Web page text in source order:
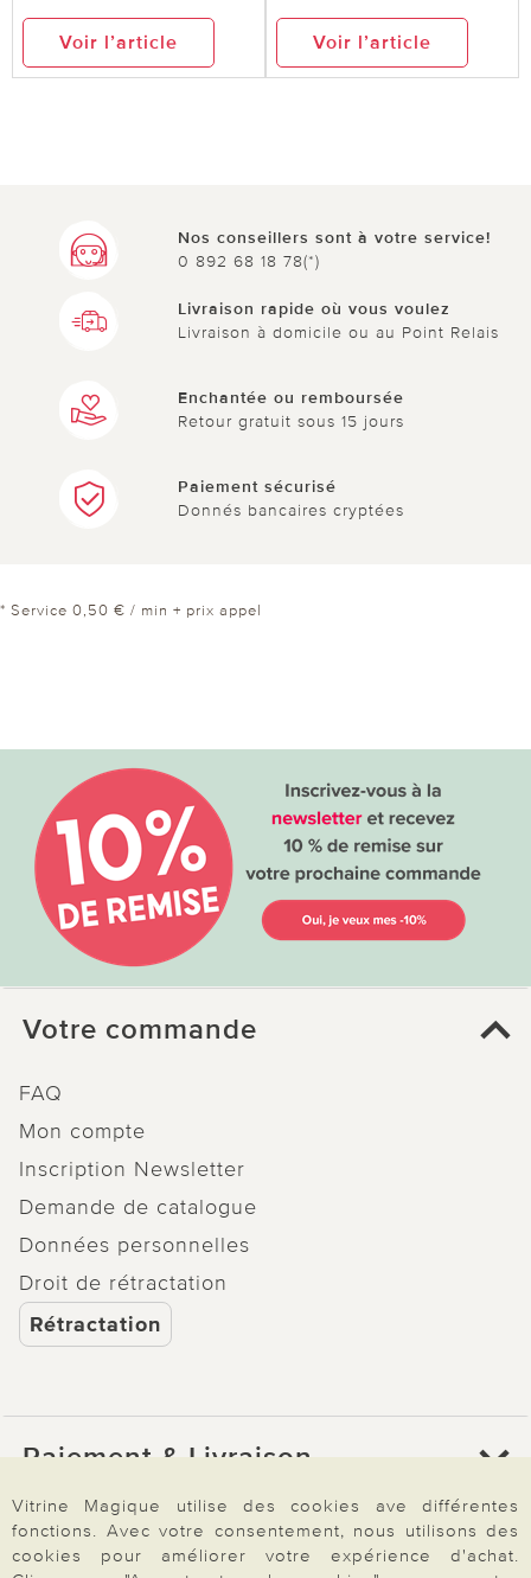
Voir l’article Voir l’article
Nos conseillers sont à votre service!
0 892 68 18 78(*)
Livraison rapide où vous voulez
Livraison à domicile ou au Point Relais
Enchantée ou remboursée
Retour gratuit sous 15 jours
Paiement sécurisé
Donnés bancaires cryptées
* Service 0,50 € / min + prix appel
Votre commande
FAQ
Mon compte
Inscription Newsletter
Demande de catalogue
Données personnelles
Droit de rétractation
Rétractation
Paiement & Livraison
À propos de nous
Vitrine Magique utilise des cookies ave différentes
fonctions. Avec votre consentement, nous utilisons des
cookies pour améliorer votre expérience d'achat.